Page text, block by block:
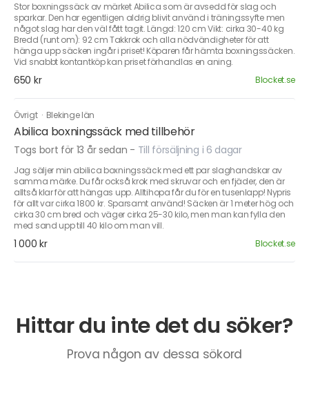
Stor boxningssäck av märket Abilica som är avsedd för slag och
sparkar. Den har egentligen aldrig blivit använd i träningssyfte men
något slag har den väl fått tagit. Längd: 120 cm Vikt: cirka 30-40 kg
Bredd (runt om): 92 cm Takkrok och alla nödvändigheter för att
hänga upp säcken ingår i priset! Köparen får hämta boxningssäcken.
Vid snabbt kontantköp kan priset förhandlas en aning.
650 kr Blocket.se
Övrigt · Blekinge län
Abilica boxningssäck med tillbehör
Togs bort för 13 år sedan - Till försäljning i 6 dagar
Jag säljer min abilica boxningssäck med ett par slaghandskar av
samma märke. Du får också krok med skruvar och en fjäder, den är
alltså klar för att hängas upp. Alltihopa får du för en tusenlapp! Nypris
för allt var cirka 1800 kr. Sparsamt använd! Säcken är 1 meter hög och
cirka 30 cm bred och väger cirka 25-30 kilo, men man kan fylla den
med sand upp till 40 kilo om man vill.
1 000 kr Blocket.se
Hittar du inte det du söker?
Prova någon av dessa sökord